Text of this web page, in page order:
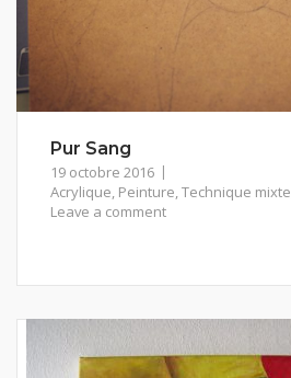
Pur Sang
19 octobre 2016
Acrylique, Peinture,Technique mixte
Leave a comment